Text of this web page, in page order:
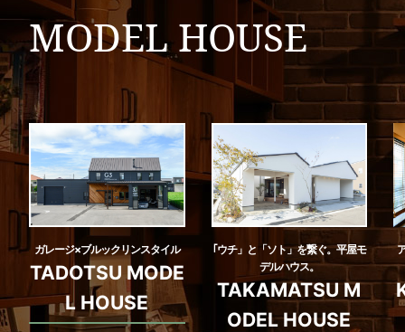
MODEL HOUSE
ガレージ×ブルックリンスタイル
TADOTSU MODE
L HOUSE
｢ウチ」と「ソト」を繋ぐ。平屋モ
デルハウス。
TAKAMATSU M
ODEL HOUSE